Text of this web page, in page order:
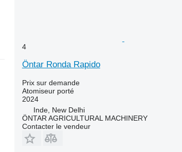
4
Öntar Ronda Rapido
Prix sur demande
Atomiseur porté
2024
Inde, New Delhi
ÖNTAR AGRICULTURAL MACHINERY
Contacter le vendeur